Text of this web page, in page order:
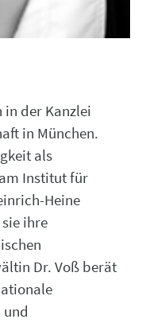
in der Kanzlei
in München.
als
Institut für
Heine
ihre
Dr. Voß berät